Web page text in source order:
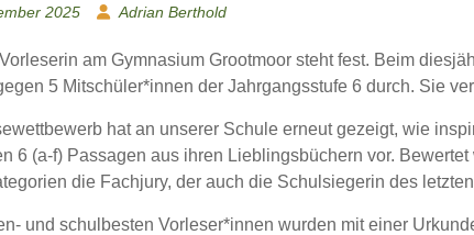
2025 Adrian Berthold
am Gymnasium Grootmoor steht fest. Beim
5 Mitschüler*innen der Jahrgangsstufe 6 durch. Sie
hat an unserer Schule erneut gezeigt, wie
6 (a-f) Passagen aus ihren Lieblingsbüchern vor.
die Fachjury, der auch die Schulsiegerin des
und schulbesten Vorleser*innen wurden mit einer